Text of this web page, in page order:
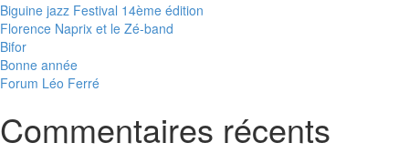
Biguine jazz Festival 14ème édition
Florence Naprix et le Zé-band
Bifor
Bonne année
Forum Léo Ferré
Commentaires récents